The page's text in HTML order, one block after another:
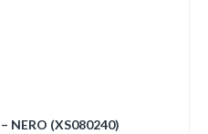
NERO (XS080240)